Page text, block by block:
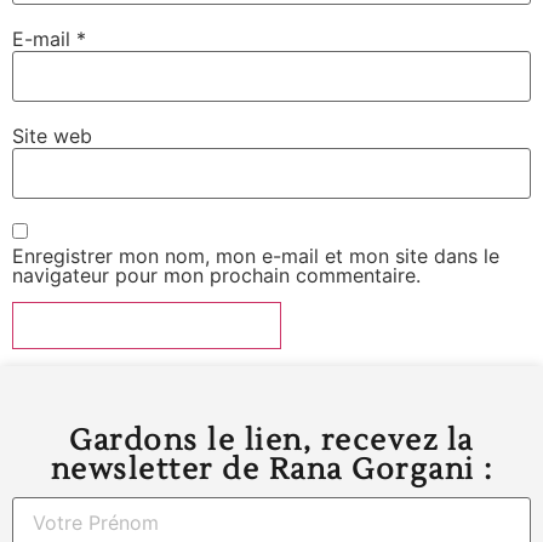
E-mail *
Site web
Enregistrer mon nom, mon e-mail et mon site dans le
navigateur pour mon prochain commentaire.
Gardons le lien, recevez la
newsletter de Rana Gorgani :